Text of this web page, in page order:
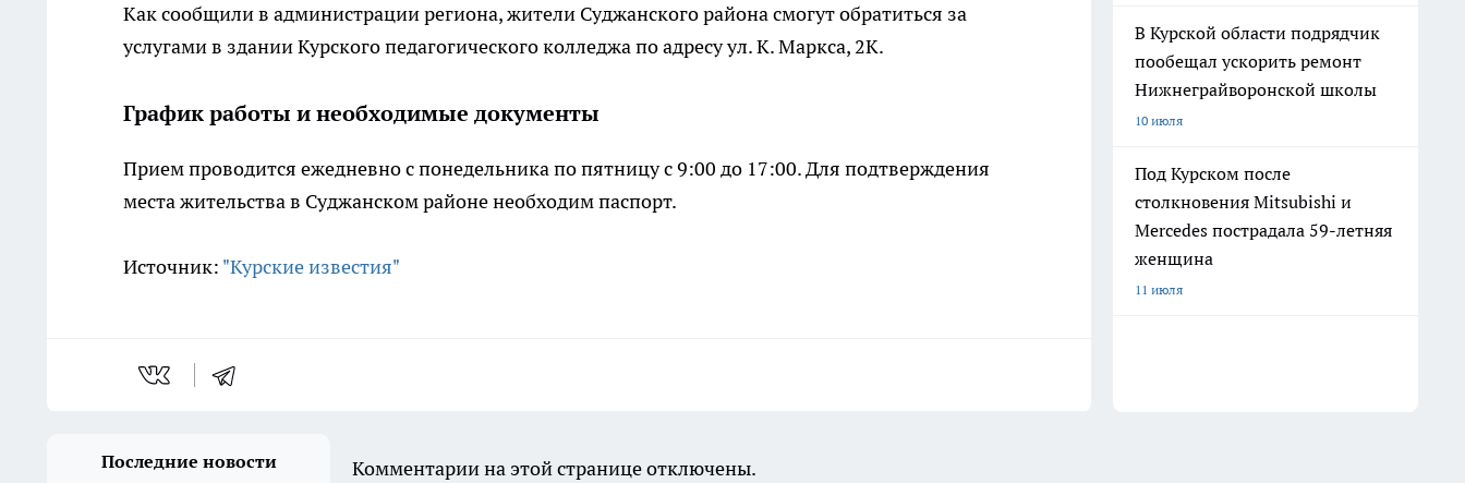
Как сообщили в администрации региона, жители Суджанского района смогут обратиться за
услугами в здании Курского педагогического колледжа по адресу ул. К. Маркса, 2К.
График работы и необходимые документы
Прием проводится ежедневно с понедельника по пятницу с 9:00 до 17:00. Для подтверждения
места жительства в Суджанском районе необходим паспорт.
Источник: "Курские известия"
В Курской области подрядчик
пообещал ускорить ремонт
Нижнеграйворонской школы
10 июля
Под Курском после
столкновения Mitsubishi и
Mercedes пострадала 59-летняя
женщина
11 июля
Последние новости Комментарии на этой странице отключены.